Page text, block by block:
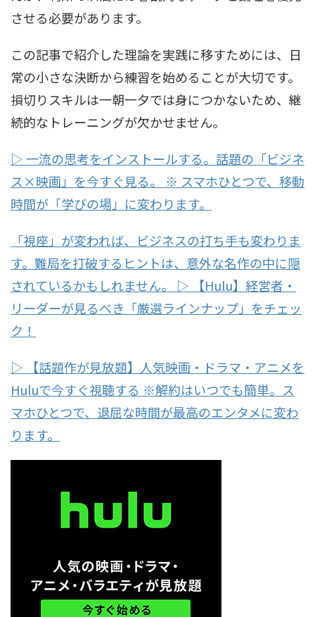
させる必要があります。
この記事で紹介した理論を実践に移すためには、日
常の小さな決断から練習を始めることが大切です。
損切りスキルは一朝一夕では身につかないため、継
続的なトレーニングが欠かせません。
▷ 一流の思考をインストールする。話題の「ビジネ
ス×映画」を今すぐ見る。 ※ スマホひとつで、移動
時間が「学びの場」に変わります。
「視座」が変われば、ビジネスの打ち手も変わりま
す。難局を打破するヒントは、意外な名作の中に隠
されているかもしれません。 ▷ 【Hulu】経営者・
リーダーが見るべき「厳選ラインナップ」をチェッ
ク！
▷ 【話題作が見放題】人気映画・ドラマ・アニメを
Huluで今すぐ視聴する ※解約はいつでも簡単。ス
マホひとつで、退屈な時間が最高のエンタメに変わ
ります。